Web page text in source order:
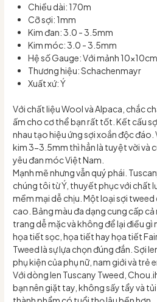
Chiều dài: 170m
Cỡ sợi: 1mm
Kim đan: 3.0 - 3.5mm
Kim móc: 3.0 - 3.5mm
Hệ số Gauge: Với mảnh
Thương hiệu: Schachenmayr
Xuất xứ: Ý
Với chất liệu Wool và Alpaca, chắc
ấm cho cơ thể bạn rất tốt. Kết cấu
nhau tạo hiệu ứng sợi xoắn độc đáo.
kim 3-3.5mm thì hẳn là tuyệt vời và
yêu đan móc Việt Nam.
Mạnh mẽ nhưng vẫn quý phái.
chúng tôi từ Ý, thuyết phục với chất
mềm mại dễ chịu. Một loại sợi tweed
cao. Bảng màu đa dạng cung cấp
trang dễ mặc và không để lại điều
họa tiết sọc, họa tiết hay họa tiết
Tweed là sự lựa chọn đúng đắn. Sợi
phụ kiện của phụ nữ, nam giới và trẻ
Với dòng len Tuscany Tweed,
bạn nên giặt tay, không sấy tẩy và